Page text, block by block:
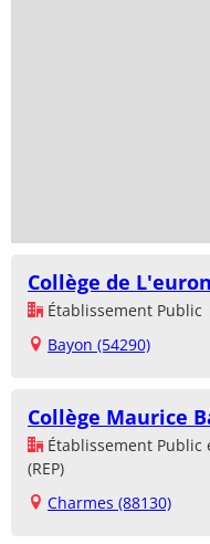
Collège de L'euron
Établissement Public
Bayon (54290)
Collège Maurice
Établissement
(REP)
Charmes (88130)